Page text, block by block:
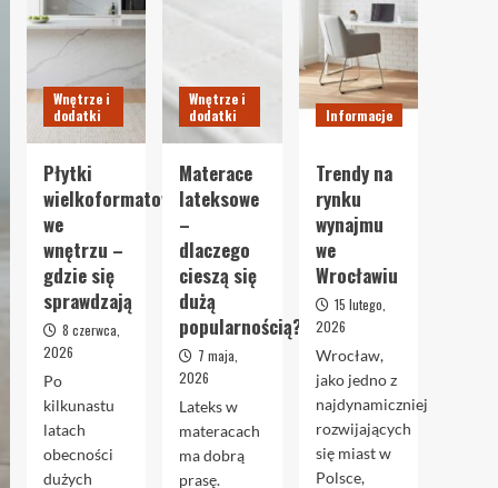
Wnętrze i
dodatki
Płytki
wielkoformatowe
we
wnętrzu –
gdzie się
sprawdzają
8 czerwca,
2026
Po
kilkunastu
latach
obecności
dużych
Wnętrze i
dodatki
Materace
lateksowe
–
dlaczego
cieszą się
dużą
popularnością?
7 maja,
2026
Lateks w
materacach
ma dobrą
prasę.
Informacje
Trendy na
rynku
wynajmu
we
Wrocławiu
15 lutego,
2026
Wrocław,
jako jedno z
najdynamiczniej
rozwijających
się miast w
Polsce,